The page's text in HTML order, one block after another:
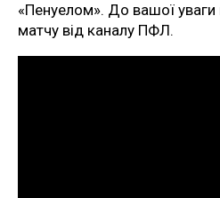
«Пенуелом». До вашої уваги
матчу від каналу ПФЛ.